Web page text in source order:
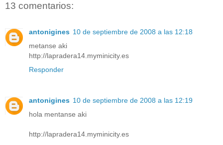
13 comentarios:
antonigines 10 de septiembre de 2008 a las 12:18
metanse aki
http://lapradera14.myminicity.es
Responder
antonigines 10 de septiembre de 2008 a las 12:19
hola mentanse aki
http://lapradera14.myminicity.es